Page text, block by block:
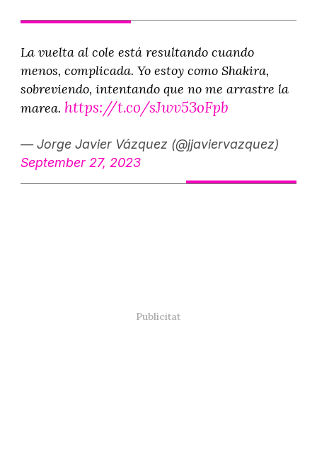
La vuelta al cole está resultando cuando
menos, complicada. Yo estoy como Shakira,
sobreviendo, intentando que no me arrastre la
marea. https://t.co/sJwv53oFpb
— Jorge Javier Vázquez (@jjaviervazquez)
September 27, 2023